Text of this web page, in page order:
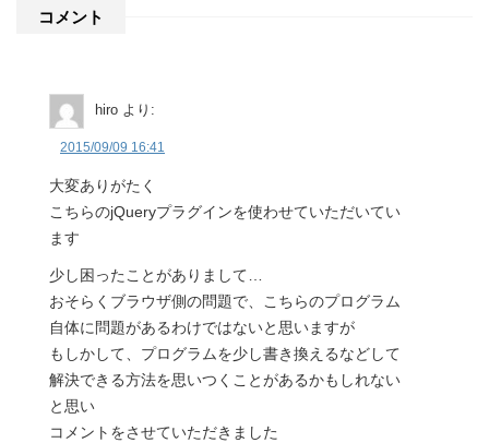
コメント
hiro より:
2015/09/09 16:41
大変ありがたく
こちらのjQueryプラグインを使わせていただいてい
ます
少し困ったことがありまして…
おそらくブラウザ側の問題で、こちらのプログラム
自体に問題があるわけではないと思いますが
もしかして、プログラムを少し書き換えるなどして
解決できる方法を思いつくことがあるかもしれない
と思い
コメントをさせていただきました